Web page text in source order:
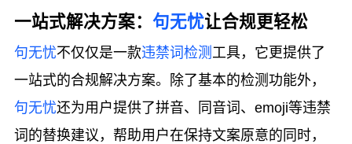
一站式解决方案： 句无忧让合规更轻松
句无忧不仅仅是一款违禁词检测 工具，它更提供了
一站式的合规解决方案。除了基本的检测功能外，
句无忧还为用户提供了拼音、同音词、emoji等违禁
词的替换建议，帮助用户在保持文案原意的同时，